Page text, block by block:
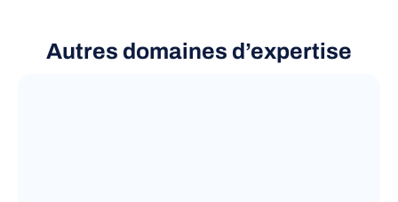
Autres domaines d’expertise